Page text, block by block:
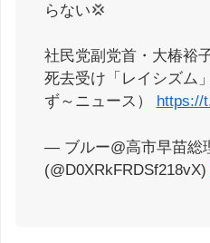
らない💢
社民党副党首・大椿裕
死去受け「レイシズム
ず～ニュース）
https://
— ブルー@高市早苗総
(@D0XRkFRDSf218vX)